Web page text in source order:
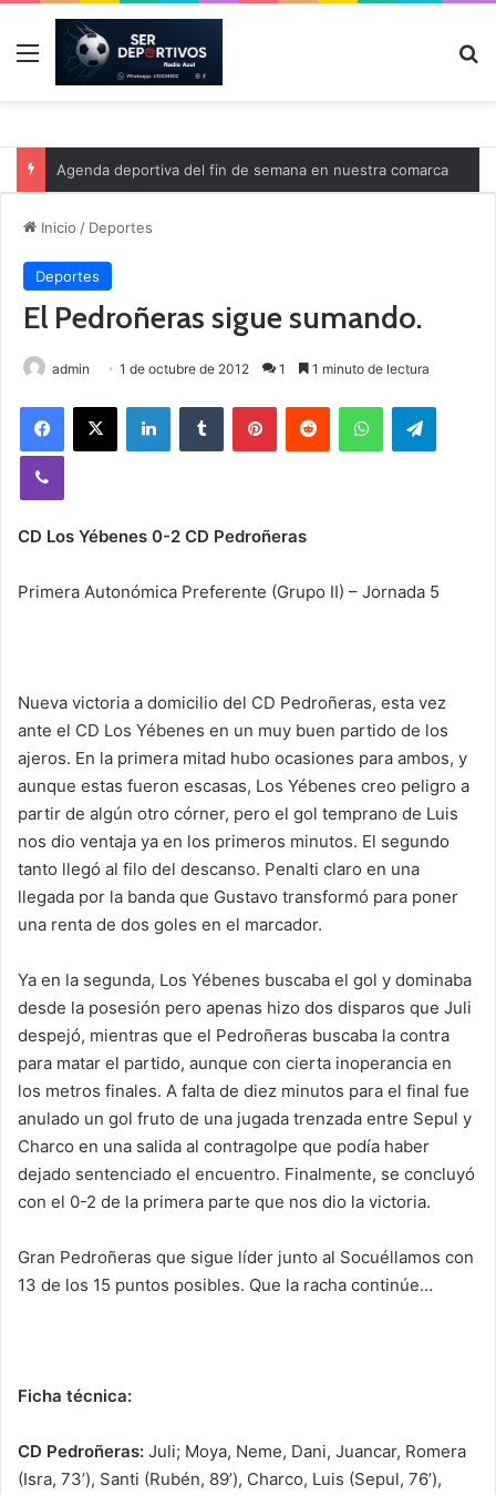
Menú
Agenda deportiva del fin de semana en nuestra comarca
Inicio / Deportes
Deportes
El Pedroñeras sigue sumando.
admin 1 de octubre de 2012 1 1 minuto de lectura
CD Los Yébenes 0-2 CD Pedroñeras
Primera Autonómica Preferente (Grupo II) – Jornada 5
Nueva victoria a domicilio del CD Pedroñeras, esta vez
ante el CD Los Yébenes en un muy buen partido de los
ajeros. En la primera mitad hubo ocasiones para ambos, y
aunque estas fueron escasas, Los Yébenes creo peligro a
partir de algún otro córner, pero el gol temprano de Luis
nos dio ventaja ya en los primeros minutos. El segundo
tanto llegó al filo del descanso. Penalti claro en una
llegada por la banda que Gustavo transformó para poner
una renta de dos goles en el marcador.
Ya en la segunda, Los Yébenes buscaba el gol y dominaba
desde la posesión pero apenas hizo dos disparos que Juli
despejó, mientras que el Pedroñeras buscaba la contra
para matar el partido, aunque con cierta inoperancia en
los metros finales. A falta de diez minutos para el final fue
anulado un gol fruto de una jugada trenzada entre Sepul y
Charco en una salida al contragolpe que podía haber
dejado sentenciado el encuentro. Finalmente, se concluyó
con el 0-2 de la primera parte que nos dio la victoria.
Gran Pedroñeras que sigue líder junto al Socuéllamos con
13 de los 15 puntos posibles. Que la racha continúe…
Ficha técnica:
CD Pedroñeras: Juli; Moya, Neme, Dani, Juancar, Romera
(Isra, 73’), Santi (Rubén, 89’), Charco, Luis (Sepul, 76’),